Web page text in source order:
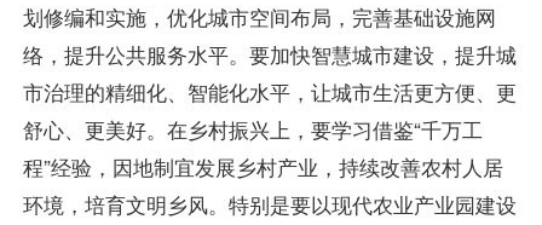
划修编和实施，优化城市空间布局，完善基础设施网
络，提升公共服务水平。要加快智慧城市建设，提升城
市治理的精细化、智能化水平，让城市生活更方便、更
舒心、更美好。在乡村振兴上，要学习借鉴“千万工
程”经验，因地制宜发展乡村产业，持续改善农村人居
环境，培育文明乡风。特别是要以现代农业产业园建设